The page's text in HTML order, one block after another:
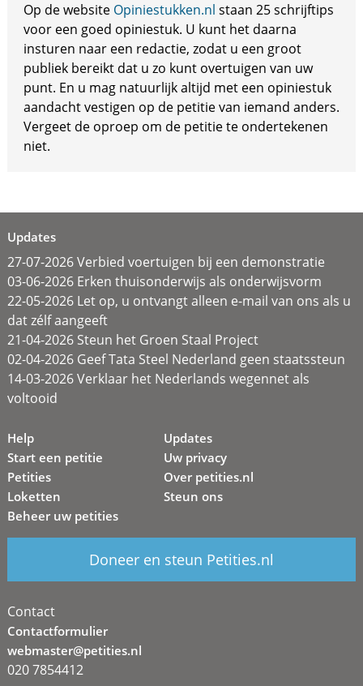
Op de website Opiniestukken.nl staan 25 schrijftips
voor een goed opiniestuk. U kunt het daarna
insturen naar een redactie, zodat u een groot
publiek bereikt dat u zo kunt overtuigen van uw
punt. En u mag natuurlijk altijd met een opiniestuk
aandacht vestigen op de petitie van iemand anders.
Vergeet de oproep om de petitie te ondertekenen
niet.
Updates
27-07-2026 Verbied voertuigen bij een demonstratie
03-06-2026 Erken thuisonderwijs als onderwijsvorm
22-05-2026 Let op, u ontvangt alleen e-mail van ons als u
dat zélf aangeeft
21-04-2026 Steun het Groen Staal Project
02-04-2026 Geef Tata Steel Nederland geen staatssteun
14-03-2026 Verklaar het Nederlands wegennet als
voltooid
Help
Start een petitie
Petities
Loketten
Beheer uw petities
Updates
Uw privacy
Over petities.nl
Steun ons
Doneer en steun Petities.nl
Contact
Contactformulier
webmaster@petities.nl
020 7854412